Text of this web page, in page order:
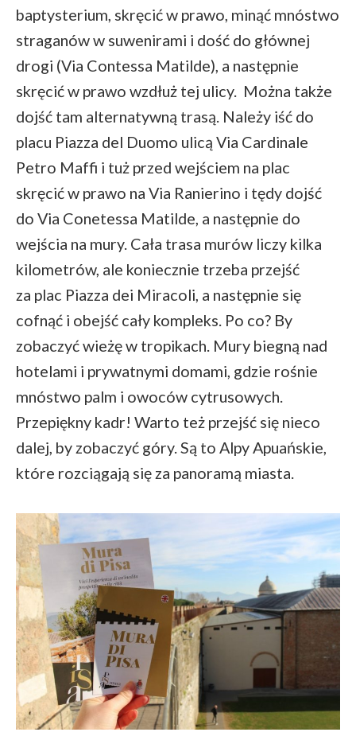
baptysterium, skręcić w prawo, minąć mnóstwo
straganów w suwenirami i dość do głównej
drogi (Via Contessa Matilde), a następnie
skręcić w prawo wzdłuż tej ulicy. Można także
dojść tam alternatywną trasą. Należy iść do
placu Piazza del Duomo ulicą Via Cardinale
Petro Maffi i tuż przed wejściem na plac
skręcić w prawo na Via Ranierino i tędy dojść
do Via Conetessa Matilde, a następnie do
wejścia na mury. Cała trasa murów liczy kilka
kilometrów, ale koniecznie trzeba przejść
za plac Piazza dei Miracoli, a następnie się
cofnąć i obejść cały kompleks. Po co? By
zobaczyć wieżę w tropikach. Mury biegną nad
hotelami i prywatnymi domami, gdzie rośnie
mnóstwo palm i owoców cytrusowych.
Przepiękny kadr! Warto też przejść się nieco
dalej, by zobaczyć góry. Są to Alpy Apuańskie,
które rozciągają się za panoramą miasta.